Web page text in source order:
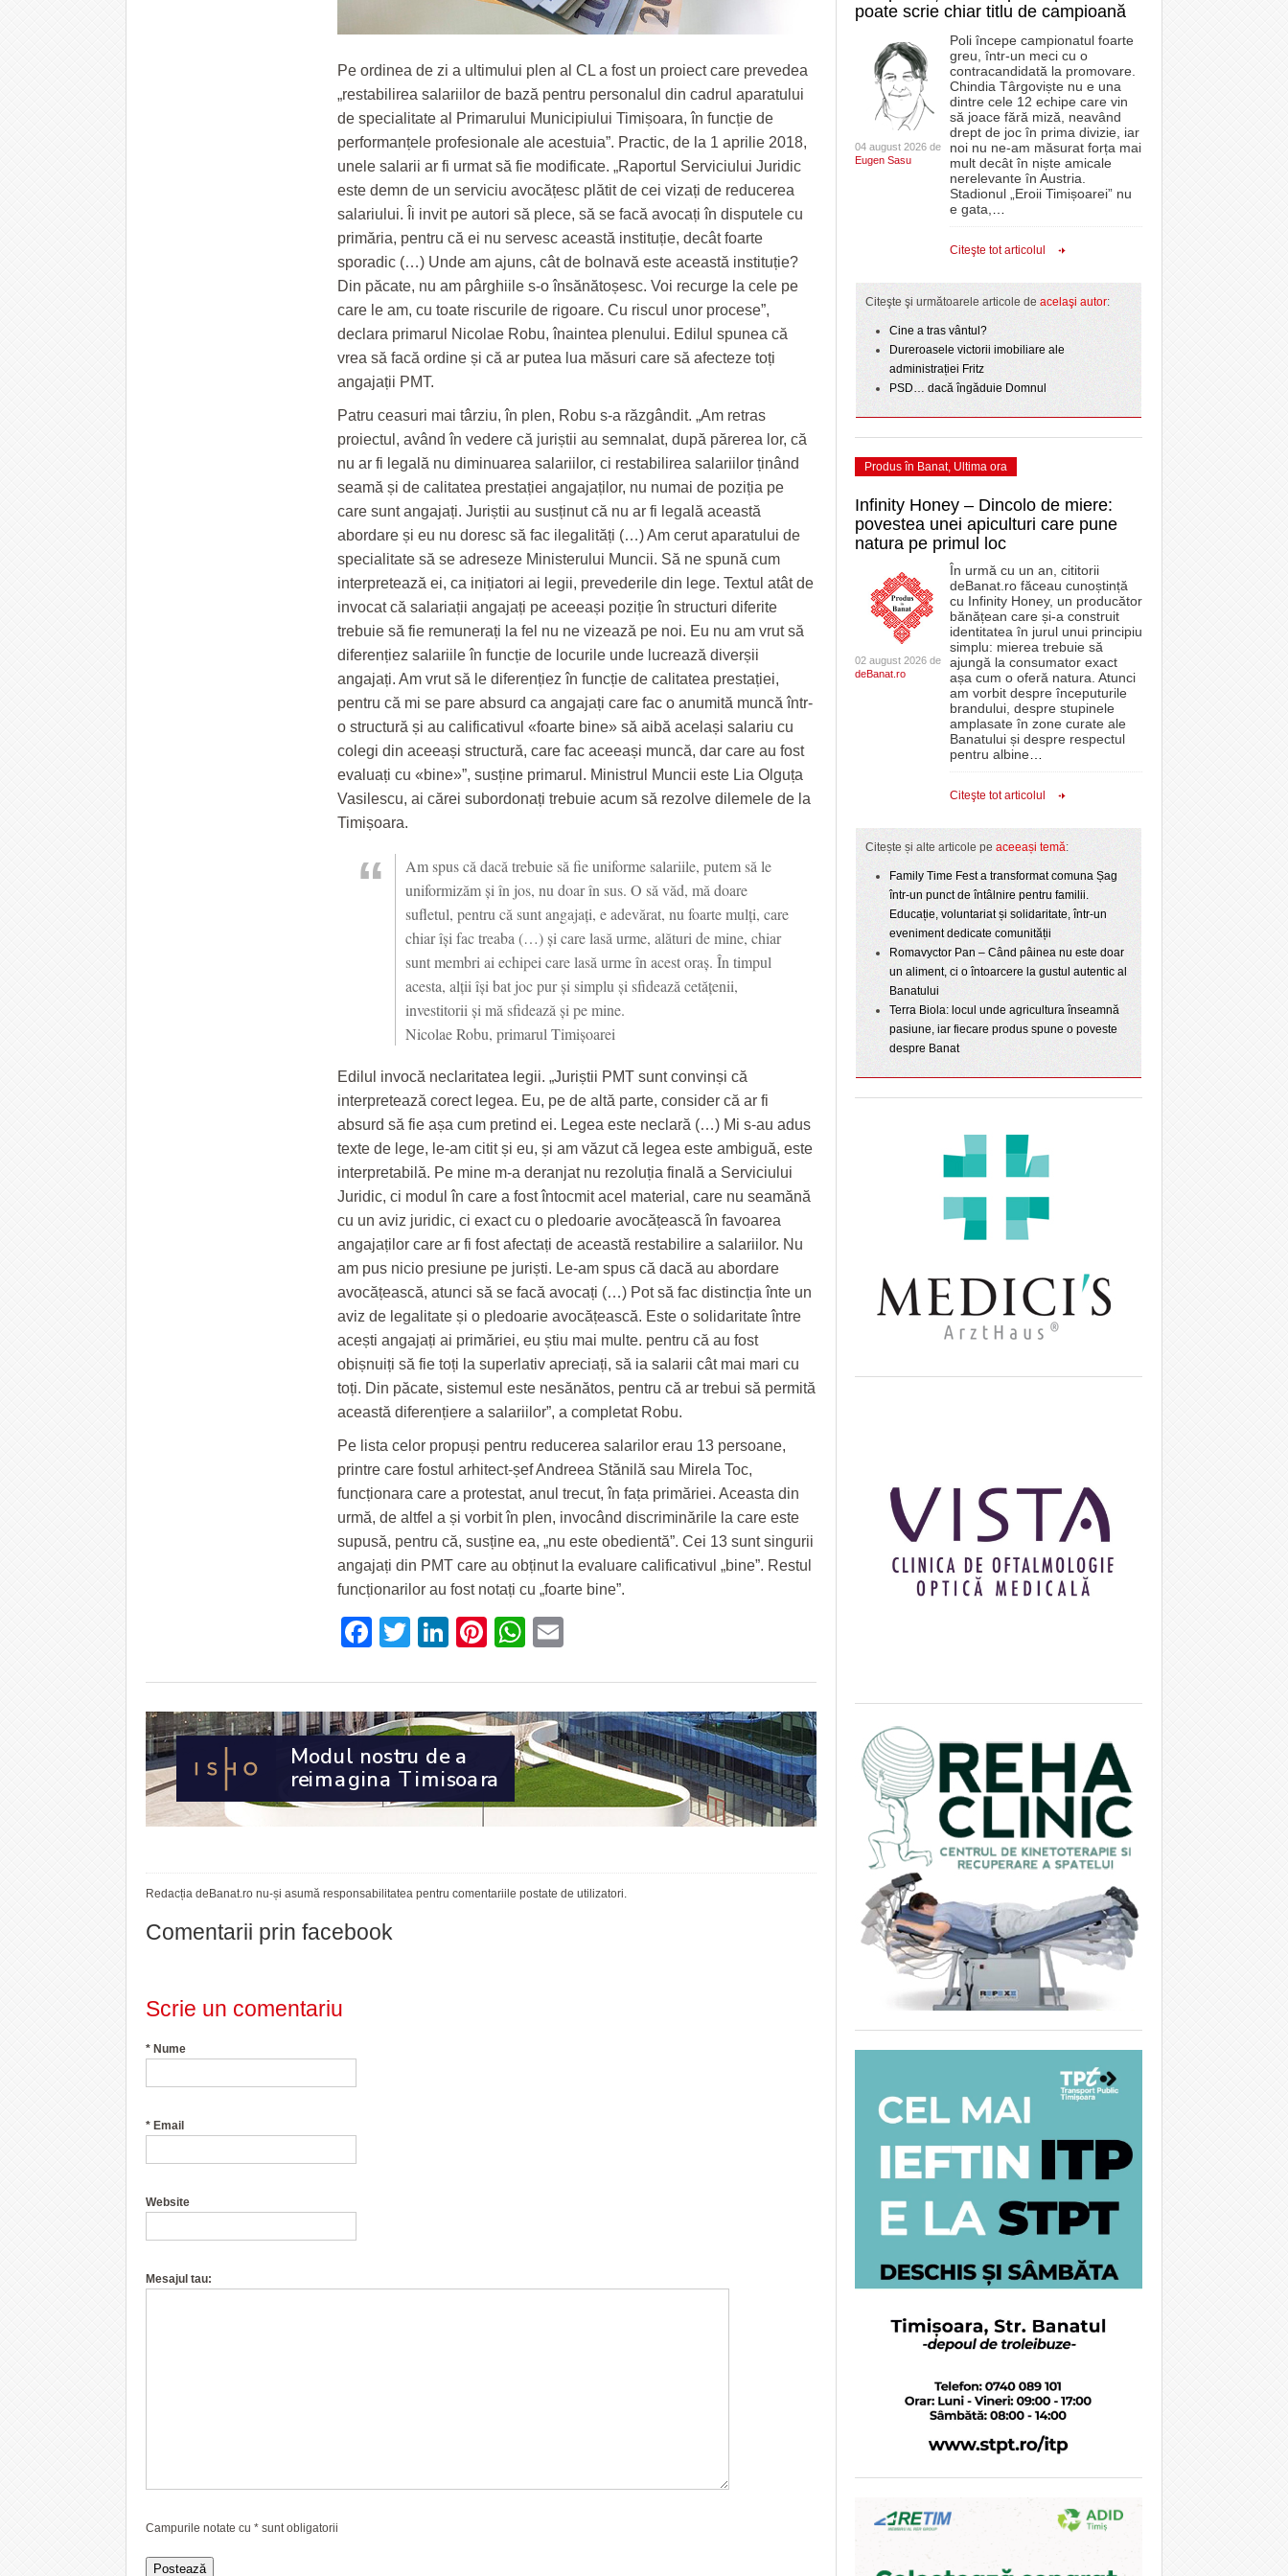
Pe ordinea de zi a ultimului plen al CL a fost un proiect care prevedea
„restabilirea salariilor de bază pentru personalul din cadrul aparatului
de specialitate al Primarului Municipiului Timișoara, în funcție de
performanțele profesionale ale acestuia”. Practic, de la 1 aprilie 2018,
unele salarii ar fi urmat să fie modificate. „Raportul Serviciului Juridic
este demn de un serviciu avocățesc plătit de cei vizați de reducerea
salariului. Îi invit pe autori să plece, să se facă avocați în disputele cu
primăria, pentru că ei nu servesc această instituție, decât foarte
sporadic (…) Unde am ajuns, cât de bolnavă este această instituție?
Din păcate, nu am pârghiile s-o însănătoșesc. Voi recurge la cele pe
care le am, cu toate riscurile de rigoare. Cu riscul unor procese”,
declara primarul Nicolae Robu, înaintea plenului. Edilul spunea că
vrea să facă ordine și că ar putea lua măsuri care să afecteze toți
angajații PMT.
Patru ceasuri mai târziu, în plen, Robu s-a răzgândit. „Am retras
proiectul, având în vedere că juriștii au semnalat, după părerea lor, că
nu ar fi legală nu diminuarea salariilor, ci restabilirea salariilor ținând
seamă și de calitatea prestației angajaților, nu numai de poziția pe
care sunt angajați. Juriștii au susținut că nu ar fi legală această
abordare și eu nu doresc să fac ilegalități (…) Am cerut aparatului de
specialitate să se adreseze Ministerului Muncii. Să ne spună cum
interpretează ei, ca inițiatori ai legii, prevederile din lege. Textul atât de
invocat că salariații angajați pe aceeași poziție în structuri diferite
trebuie să fie remunerați la fel nu ne vizează pe noi. Eu nu am vrut să
diferențiez salariile în funcție de locurile unde lucrează diverșii
angajați. Am vrut să le diferențiez în funcție de calitatea prestației,
pentru că mi se pare absurd ca angajați care fac o anumită muncă într-
o structură și au calificativul «foarte bine» să aibă același salariu cu
colegi din aceeași structură, care fac aceeași muncă, dar care au fost
evaluați cu «bine»”, susține primarul. Ministrul Muncii este Lia Olguța
Vasilescu, ai cărei subordonați trebuie acum să rezolve dilemele de la
Timișoara.
Am spus că dacă trebuie să fie uniforme salariile, putem să le
uniformizăm și în jos, nu doar în sus. O să văd, mă doare
sufletul, pentru că sunt angajați, e adevărat, nu foarte mulți, care
chiar își fac treaba (…) și care lasă urme, alături de mine, chiar
sunt membri ai echipei care lasă urme în acest oraș. În timpul
acesta, alții își bat joc pur și simplu și sfidează cetățenii,
investitorii și mă sfidează și pe mine.
Nicolae Robu, primarul Timișoarei
Edilul invocă neclaritatea legii. „Juriștii PMT sunt convinși că
interpretează corect legea. Eu, pe de altă parte, consider că ar fi
absurd să fie așa cum pretind ei. Legea este neclară (…) Mi s-au adus
texte de lege, le-am citit și eu, și am văzut că legea este ambiguă, este
interpretabilă. Pe mine m-a deranjat nu rezoluția finală a Serviciului
Juridic, ci modul în care a fost întocmit acel material, care nu seamănă
cu un aviz juridic, ci exact cu o pledoarie avocățească în favoarea
angajaților care ar fi fost afectați de această restabilire a salariilor. Nu
am pus nicio presiune pe juriști. Le-am spus că dacă au abordare
avocățească, atunci să se facă avocați (…) Pot să fac distincția înte un
aviz de legalitate și o pledoarie avocățească. Este o solidaritate între
acești angajați ai primăriei, eu știu mai multe. pentru că au fost
obișnuiți să fie toți la superlativ apreciați, să ia salarii cât mai mari cu
toți. Din păcate, sistemul este nesănătos, pentru că ar trebui să permită
această diferențiere a salariilor”, a completat Robu.
Pe lista celor propuși pentru reducerea salarilor erau 13 persoane,
printre care fostul arhitect-șef Andreea Stănilă sau Mirela Toc,
funcționara care a protestat, anul trecut, în fața primăriei. Aceasta din
urmă, de altfel a și vorbit în plen, invocând discriminările la care este
supusă, pentru că, susține ea, „nu este obedientă”. Cei 13 sunt singurii
angajați din PMT care au obținut la evaluare calificativul „bine”. Restul
funcționarilor au fost notați cu „foarte bine”.
Facebook
Twitter
LinkedIn
Pinterest
WhatsApp
Redacția deBanat.ro nu-și asumă responsabilitatea pentru comentariile postate de utilizatori.
Comentarii prin facebook
Scrie un comentariu
* Nume
* Email
Website
Mesajul tau:
Campurile notate cu * sunt obligatorii
poate scrie chiar titlu de campioană
04 august 2026 de
Eugen Sasu
Poli începe campionatul foarte
greu, într-un meci cu o
contracandidată la promovare.
Chindia Târgoviște nu e una
dintre cele 12 echipe care vin
să joace fără miză, neavând
drept de joc în prima divizie, iar
noi nu ne-am măsurat forța mai
mult decât în niște amicale
nerelevante în Austria.
Stadionul „Eroii Timișoarei” nu
e gata,
Citeşte tot articolul
Citeşte şi următoarele articole de acelaşi autor:
Cine a tras vântul?
Dureroasele victorii imobiliare ale
administrației Fritz
PSD… dacă îngăduie Domnul
Produs în Banat, Ultima ora
Infinity Honey – Dincolo de miere:
povestea unei apiculturi care pune
natura pe primul loc
02 august 2026 de
deBanat.ro
În urmă cu un an, cititorii
deBanat.ro făceau cunoștință
cu Infinity Honey, un producător
bănățean care și-a construit
identitatea în jurul unui principiu
simplu: mierea trebuie să
ajungă la consumator exact
așa cum o oferă natura. Atunci
am vorbit despre începuturile
brandului, despre stupinele
amplasate în zone curate ale
Banatului și despre respectul
pentru albine
Citeşte tot articolul
Citește și alte articole pe aceeași temă:
Family Time Fest a transformat comuna Șag
într-un punct de întâlnire pentru familii.
Educație, voluntariat și solidaritate, într-un
eveniment dedicate comunității
Romavyctor Pan – Când pâinea nu este doar
un aliment, ci o întoarcere la gustul autentic al
Banatului
Terra Biola: locul unde agricultura înseamnă
pasiune, iar fiecare produs spune o poveste
despre Banat